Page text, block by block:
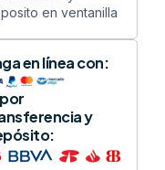
en ventanilla
en línea con:
y